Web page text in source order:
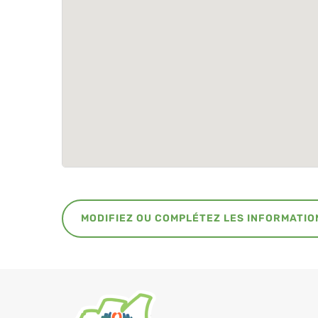
MODIFIEZ OU COMPLÉTEZ LES